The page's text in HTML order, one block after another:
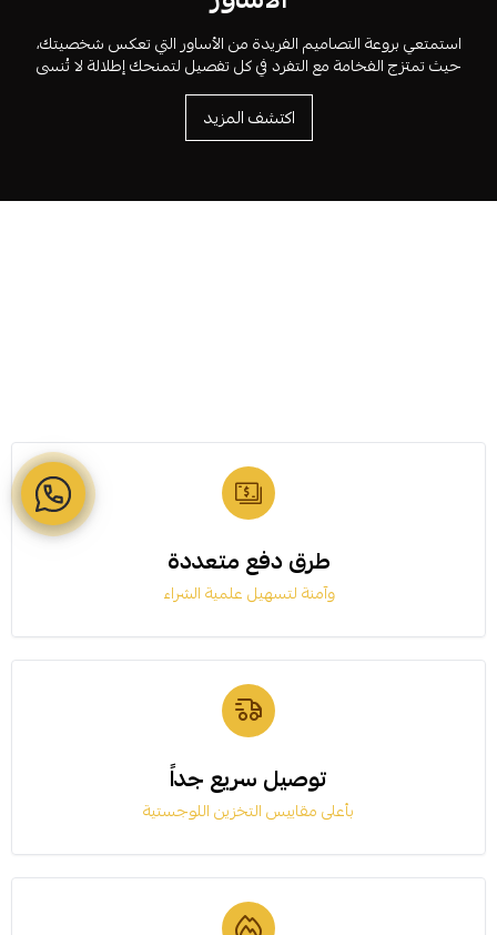
استمتعي بروعة التصاميم الفريدة من الأساور التي تعكس شخصيتك،
حيث تمتزج الفخامة مع التفرد في كل تفصيل لتمنحك إطلالة لا تُنسى
اكتشف المزيد
طرق دفع متعددة
وآمنة لتسهيل علمية الشراء
توصيل سريع جداً
بأعلى مقاييس التخزين اللوجستية